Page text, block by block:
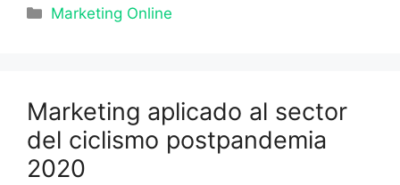
Categorías
Marketing Online
Marketing aplicado al sector
del ciclismo postpandemia
2020